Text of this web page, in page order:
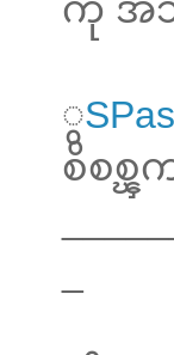
ကို အသ
ွ
စိစစ္